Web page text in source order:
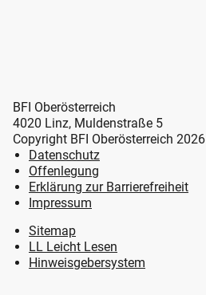
BFI Oberösterreich
4020 Linz, Muldenstraße 5
Copyright BFI Oberösterreich 2026
Datenschutz
Offenlegung
Erklärung zur Barrierefreiheit
Impressum
Sitemap
LL Leicht Lesen
Hinweisgebersystem